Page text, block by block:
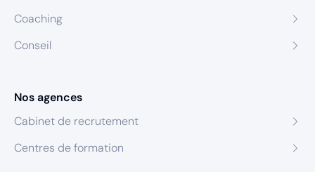
Coaching
Conseil
Nos agences
Cabinet de recrutement
Centres de formation